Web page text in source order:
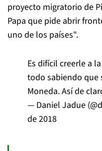
proyecto migratorio de
Papa que pide abrir
uno de los países".
Es difícil creerle a
todo sabiendo que
Moneda. Así de
— Daniel Jadue
de 2018